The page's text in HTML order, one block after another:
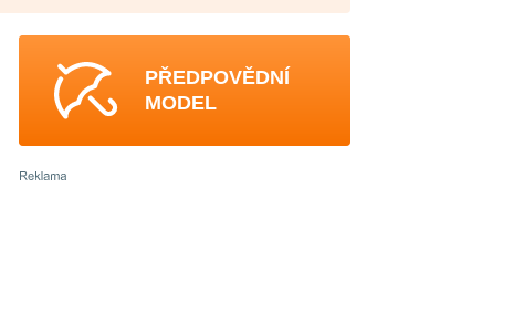
PŘEDPOVĚDNÍ
MODEL